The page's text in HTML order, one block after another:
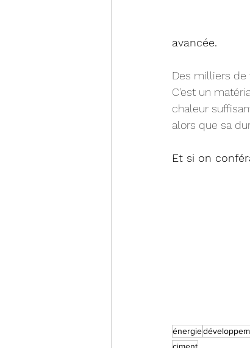
avancée.
Des milliers de
C’est un
chaleur
alors que sa
Et si on
énergie